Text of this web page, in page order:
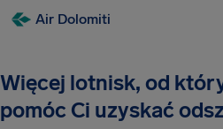
Air Dolomiti
Więcej lotnisk, od
pomóc Ci uzyskać